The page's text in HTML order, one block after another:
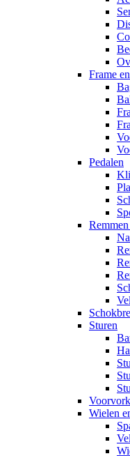
Frame
Pedalen
Sturen
Wielen